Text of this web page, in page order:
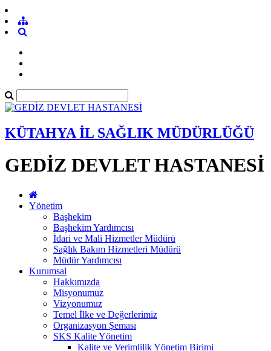
KÜTAHYA İL SAĞLIK MÜDÜRLÜĞÜ
GEDİZ DEVLET HASTANESİ
Yönetim
Başhekim
Başhekim Yardımcısı
İdari ve Mali Hizmetler Müdürü
Sağlık Bakım Hizmetleri Müdürü
Müdür Yardımcısı
Kurumsal
Hakkımızda
Misyonumuz
Vizyonumuz
Temel İlke ve Değerlerimiz
Organizasyon Şeması
SKS Kalite Yönetim
Kalite ve Verimlilik Yönetim Birimi